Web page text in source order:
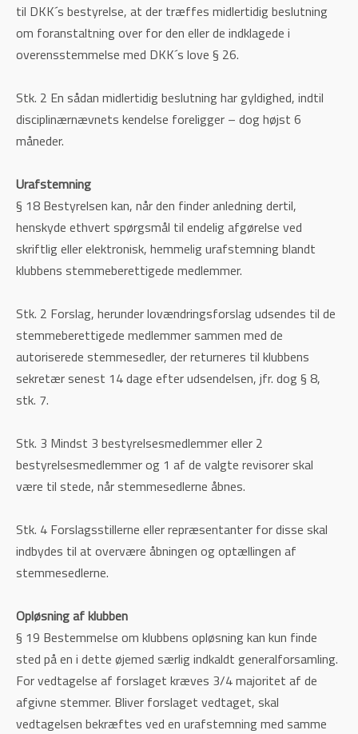
til DKK´s bestyrelse, at der træffes midlertidig beslutning
om foranstaltning over for den eller de indklagede i
overensstemmelse med DKK´s love § 26.
Stk. 2 En sådan midlertidig beslutning har gyldighed, indtil
disciplinærnævnets kendelse foreligger – dog højst 6
måneder.
Urafstemning
§ 18 Bestyrelsen kan, når den finder anledning dertil,
henskyde ethvert spørgsmål til endelig afgørelse ved
skriftlig eller elektronisk, hemmelig urafstemning blandt
klubbens stemmeberettigede medlemmer.
Stk. 2 Forslag, herunder lovændringsforslag udsendes til de
stemmeberettigede medlemmer sammen med de
autoriserede stemmesedler, der returneres til klubbens
sekretær senest 14 dage efter udsendelsen, jfr. dog § 8,
stk. 7.
Stk. 3 Mindst 3 bestyrelsesmedlemmer eller 2
bestyrelsesmedlemmer og 1 af de valgte revisorer skal
være til stede, når stemmesedlerne åbnes.
Stk. 4 Forslagsstillerne eller repræsentanter for disse skal
indbydes til at overvære åbningen og optællingen af
stemmesedlerne.
Opløsning af klubben
§ 19 Bestemmelse om klubbens opløsning kan kun finde
sted på en i dette øjemed særlig indkaldt generalforsamling.
For vedtagelse af forslaget kræves 3/4 majoritet af de
afgivne stemmer. Bliver forslaget vedtaget, skal
vedtagelsen bekræftes ved en urafstemning med samme